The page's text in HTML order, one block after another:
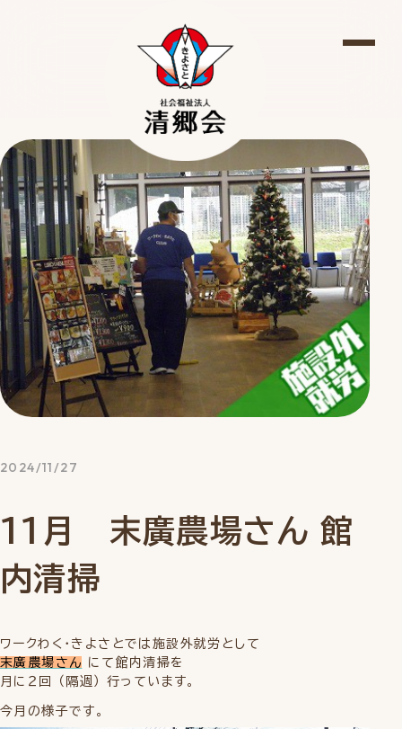
2024/11/27
11月 末廣農場さん 館
内清掃
ワークわく・きよさとでは施設外就労として
末廣農場さん
にて館内清掃を
月に２回 （隔週） 行っています。
今月の様子です。